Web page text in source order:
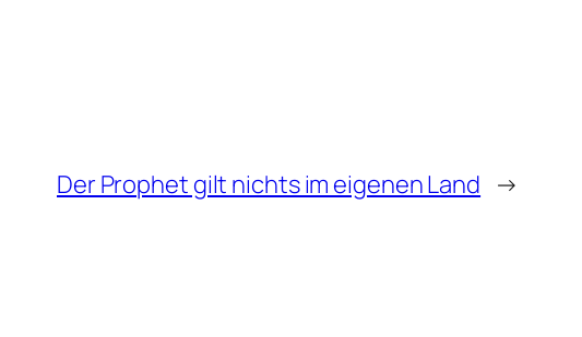
Der Prophet gilt nichts im eigenen Land →